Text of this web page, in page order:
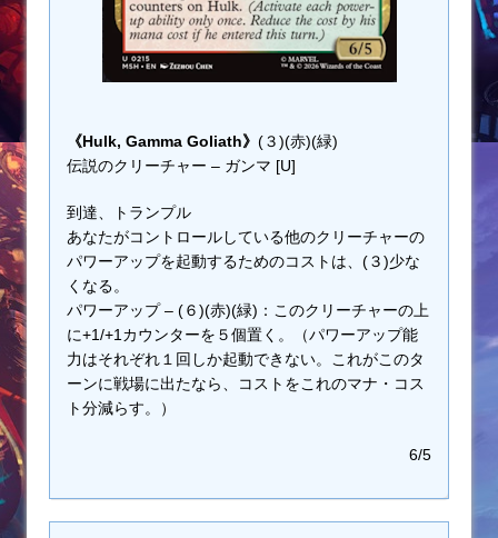
《Hulk, Gamma Goliath》 (３)(赤)(緑)
伝説のクリーチャー – ガンマ [U]
到達、トランプル
あなたがコントロールしている他のクリーチャーの
パワーアップを起動するためのコストは、(３)少な
くなる。
パワーアップ – (６)(赤)(緑)：このクリーチャーの上
に+1/+1カウンターを５個置く。（パワーアップ能
力はそれぞれ１回しか起動できない。これがこのタ
ーンに戦場に出たなら、コストをこれのマナ・コス
ト分減らす。）
6/5